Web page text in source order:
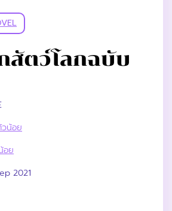
สัตว์โลกฉบับ
น้อย
อย
2021